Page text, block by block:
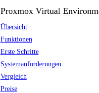
Proxmox Virtual
Übersicht
Funktionen
Erste Schritte
Systemanforderungen
Vergleich
Preise